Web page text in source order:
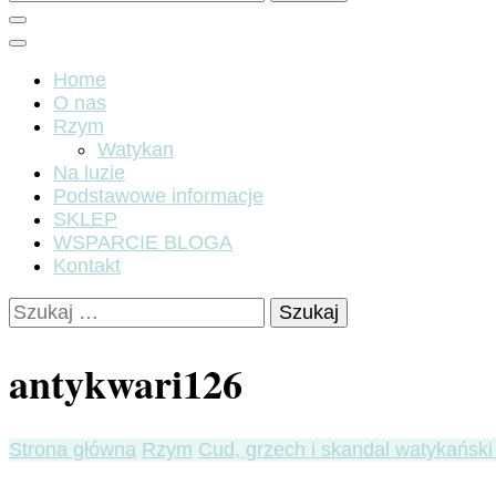
Home
O nas
Rzym
Watykan
Na luzie
Podstawowe informacje
SKLEP
WSPARCIE BLOGA
Kontakt
Szukaj:
antykwari126
Strona główna Rzym Cud, grzech i skandal